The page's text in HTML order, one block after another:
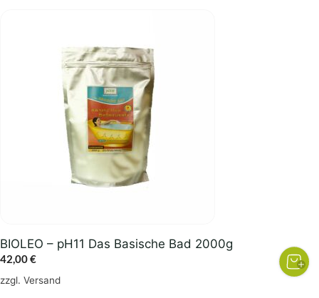
BIOLEO – pH11 Das Basische Bad 2000g
42,00€
zzgl. Versand